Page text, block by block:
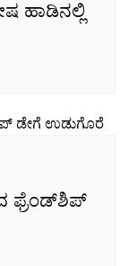
ಹಾಡಿನಲ್ಲಿ
ಫ್ರೆಂಡ್‍ಶಿಪ್